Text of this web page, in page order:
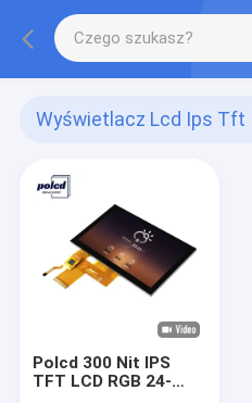
Wyświetlacz Lcd Ips Tft
Polcd 300 Nit IPS
TFT LCD RGB 24-